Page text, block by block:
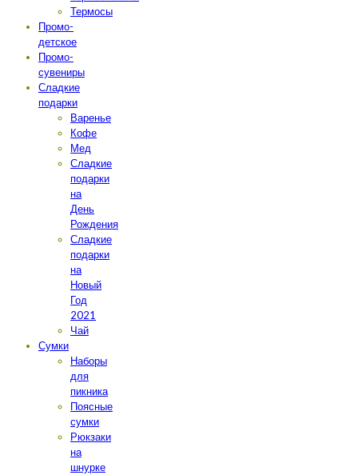
Термосы
Промо-
детское
Промо-
сувениры
Сладкие
подарки
Варенье
Кофе
Мед
Сладкие
подарки
на
День
Рождения
Сладкие
подарки
на
Новый
Год
2021
Чай
Сумки
Наборы
для
пикника
Поясные
сумки
Рюкзаки
на
шнурке